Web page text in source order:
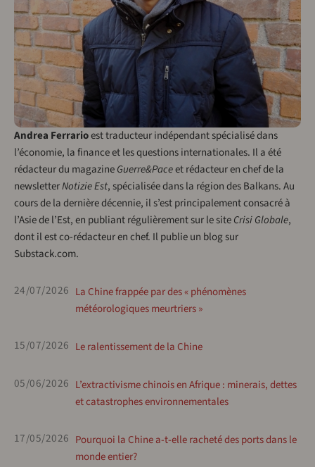
Andrea Ferrarioest traducteur indépendant spécialisé dans
l’économie, la finance et les questions internationales. Il a été
rédacteur du magazineGuerre&Paceet rédacteur en chef de la
newsletterNotizie Est, spécialisée dans la région des Balkans. Au
cours de la dernière décennie, il s’est principalement consacré à
l’Asie de l’Est, en publiant régulièrement sur le siteCrisi Globale,
dont il est co-rédacteur en chef. Il publie un blog sur
Substack.com.
24/07/2026 La Chine frappée par des « phénomènes
météorologiques meurtriers »
15/07/2026 Le ralentissement de la Chine
05/06/2026 L’extractivisme chinois en Afrique : minerais, dettes
et catastrophes environnementales
17/05/2026 Pourquoi la Chine a-t-elle racheté des ports dans le
monde entier?